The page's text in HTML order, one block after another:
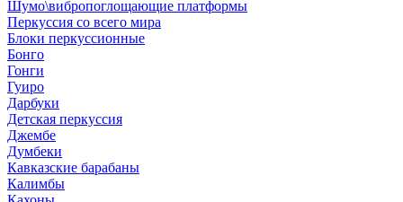
Шумо\вибропоглощающие платформы
Перкуссия со всего мира
Блоки перкуссионные
Бонго
Гонги
Гуиро
Дарбуки
Детская перкуссия
Джембе
Думбеки
Кавказские барабаны
Калимбы